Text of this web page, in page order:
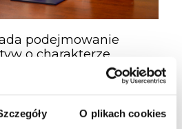
O plikach cookies
podejmowanie
o charakterze
a także
pomiędzy
a praktykami
Policji.